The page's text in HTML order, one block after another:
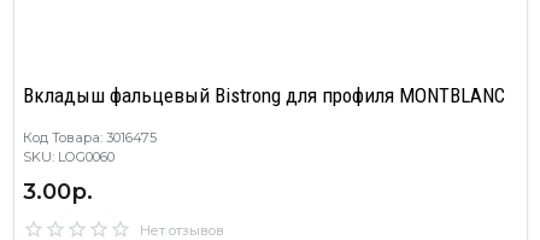
Вкладыш фальцевый Bistrong для профиля MONTBLANC
Код Товара: 3016475
SKU: LOG0060
3.00р.
Нет отзывов